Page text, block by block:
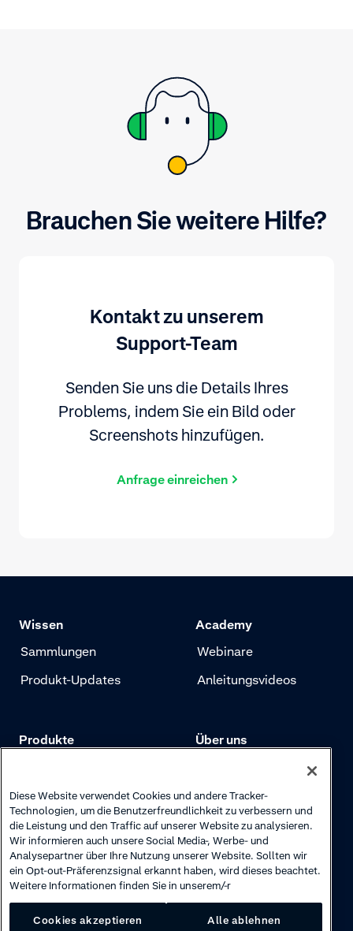
Brauchen Sie weitere Hilfe?
Kontakt zu unserem
Support-Team
Senden Sie uns die Details Ihres
Problems, indem Sie ein Bild oder
Screenshots hinzufügen.
Anfrage einreichen
Wissen
Sammlungen
Produkt-Updates
Academy
Webinare
Anleitungsvideos
Produkte
Zahlungen
Risikomanagement
Authentifizierung
Über uns
Unsere Geschichte
Newsletter
Karriere
Diese Website verwendet Cookies und andere Tracker-
Technologien, um die Benutzerfreundlichkeit zu verbessern und
die Leistung und den Traffic auf unserer Website zu analysieren.
Wir informieren auch unsere Social Media-, Werbe- und
Analysepartner über Ihre Nutzung unserer Website. Sollten wir
ein Opt-out-Präferenzsignal erkannt haben, wird dieses beachtet.
Weitere Informationen finden Sie in unserem/-r
Cookies akzeptieren Alle ablehnen